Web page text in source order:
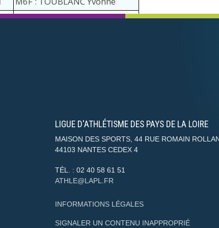
M7F : PARIS Patricia
LIGUE D'ATHLÉTISME DES PAYS DE LA LOIRE
MAISON DES SPORTS, 44 RUE ROMAIN
44103 NANTES CEDEX 4
TÉL. : 02 40 58 61 51
ATHLE@LAPL.FR
INFORMATIONS LÉGALES
SIGNALER UN CONTENU INAPPROPRIÉ